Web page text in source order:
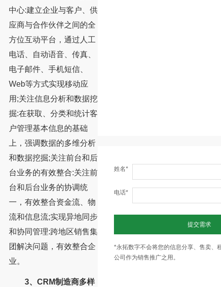
中心:建立企业与客户、供
应商与合作伙伴之间的全
方位互动平台，通过人工
电话、自动语音、传真、
电子邮件、手机短信、
Web等方式实现移动应
用;关注信息分析和数据挖
掘:在获取、分类和统计客
户管理基本信息的基础
上，强调数据的多维分析
和数据挖掘;关注前台和后
台业务的有效整合:关注前
台和后台业务的协调统
一，有效整合资金流、物
流和信息流;实现异地同步
和协同管理:跨地区销售集
团解决问题，有效整合企
业。
3、CRM制造商多样
姓名*
电话*
提交需求
*永拓数字不会将您的信息分享、售卖、
公司作为销售推广之用。